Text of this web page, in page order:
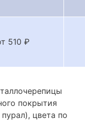
510 ₽
покрытия
цвета по